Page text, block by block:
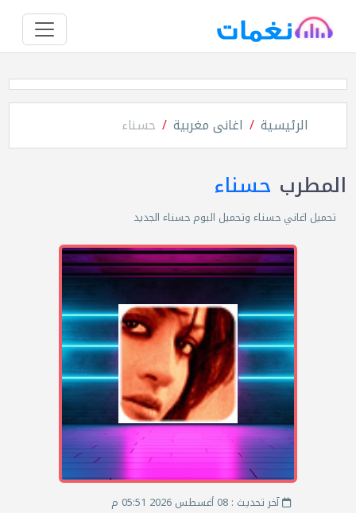
الرئيسية اغانى مغربية حسناء
المطرب حسناء
تحميل اغاني حسناء وتحميل البوم حسناء الجديد
آخر تحديث : 08 أغسطس 2026 05:51 م